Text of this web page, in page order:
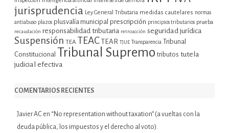
jurisprudencia Ley General Tributaria medidas cautelares normas
antiabuso plazos plusvalía municipal prescripción principios tributarios prueba
recaudación responsabilidad tributaria retroacción seguridad jurídica
Suspensión TEA TEAC TEAR TJUE Transparencia Tribunal
Constitucional Tribunal Supremo tributos tutela
judicial efectiva
COMENTARIOS RECIENTES
Javier AC en “No representation without taxation” (a vueltas con la
deuda pública, los impuestos y el derecho al voto).